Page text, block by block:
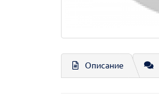
Описание